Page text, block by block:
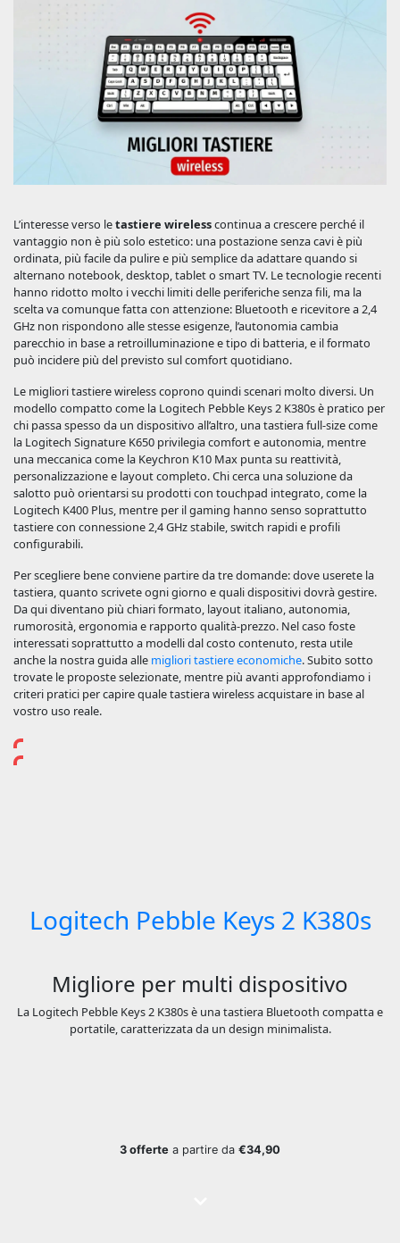
L’interesse verso letastiere wirelesscontinua a crescere perché il
vantaggio non è più solo estetico: una postazione senza cavi è più
ordinata, più facile da pulire e più semplice da adattare quando si
alternano notebook, desktop, tablet o smart TV. Le tecnologie recenti
hanno ridotto molto i vecchi limiti delle periferiche senza fili, ma la
scelta va comunque fatta con attenzione: Bluetooth e ricevitore a 2,4
GHz non rispondono alle stesse esigenze, l’autonomia cambia
parecchio in base a retroilluminazione e tipo di batteria, e il formato
può incidere più del previsto sul comfort quotidiano.
Le migliori tastiere wireless coprono quindi scenari molto diversi. Un
modello compatto come la Logitech Pebble Keys 2 K380s è pratico per
chi passa spesso da un dispositivo all’altro, una tastiera full-size come
la Logitech Signature K650 privilegia comfort e autonomia, mentre
una meccanica come la Keychron K10 Max punta su reattività,
personalizzazione e layout completo. Chi cerca una soluzione da
salotto può orientarsi su prodotti con touchpad integrato, come la
Logitech K400 Plus, mentre per il gaming hanno senso soprattutto
tastiere con connessione 2,4 GHz stabile, switch rapidi e profili
configurabili.
Per scegliere bene conviene partire da tre domande: dove userete la
tastiera, quanto scrivete ogni giorno e quali dispositivi dovrà gestire.
Da qui diventano più chiari formato, layout italiano, autonomia,
rumorosità, ergonomia e rapporto qualità-prezzo. Nel caso foste
interessati soprattutto a modelli dal costo contenuto, resta utile
anche la nostra guida alle migliori tastiere economiche. Subito sotto
trovate le proposte selezionate, mentre più avanti approfondiamo i
criteri pratici per capire quale tastiera wireless acquistare in base al
vostro uso reale.
Logitech Pebble Keys 2 K380s
Migliore per multi dispositivo
La Logitech Pebble Keys 2 K380s è una tastiera Bluetooth compatta e
portatile, caratterizzata da un design minimalista.
3 offerte a partire da €34,90